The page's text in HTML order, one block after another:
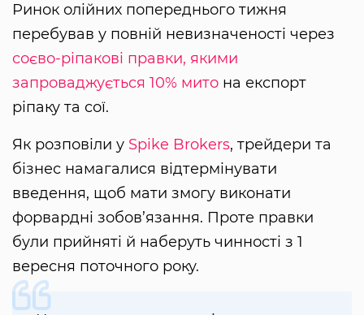
Ринок олійних попереднього тижня
перебував у повній невизначеності через
соєво-ріпакові правки, якими
запроваджується 10% мито на експорт
ріпаку та сої.
Як розповіли у Spike Brokers, трейдери та
бізнес намагалися відтермінувати
введення, щоб мати змогу виконати
форвардні зобов’язання. Проте правки
були прийняті й наберуть чинності з 1
вересня поточного року.